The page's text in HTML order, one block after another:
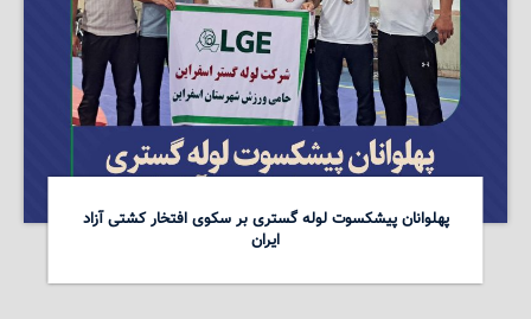
پهلوانان پیشکسوت لوله گستری بر سکوی افتخار کشتی آزاد
ایران